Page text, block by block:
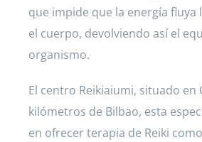
que impide que la energía
el cuerpo, devolviendo así el
organismo.
El centro Reikiaiumi, situado en
kilómetros de Bilbao, esta
en ofrecer terapia de Reiki